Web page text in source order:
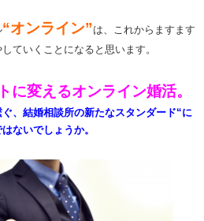
“オンライン”は、これからますます
ていくことになると思います。
に変えるオンライン婚活。
、結婚相談所の新たなスタンダード“に
ないでしょうか。